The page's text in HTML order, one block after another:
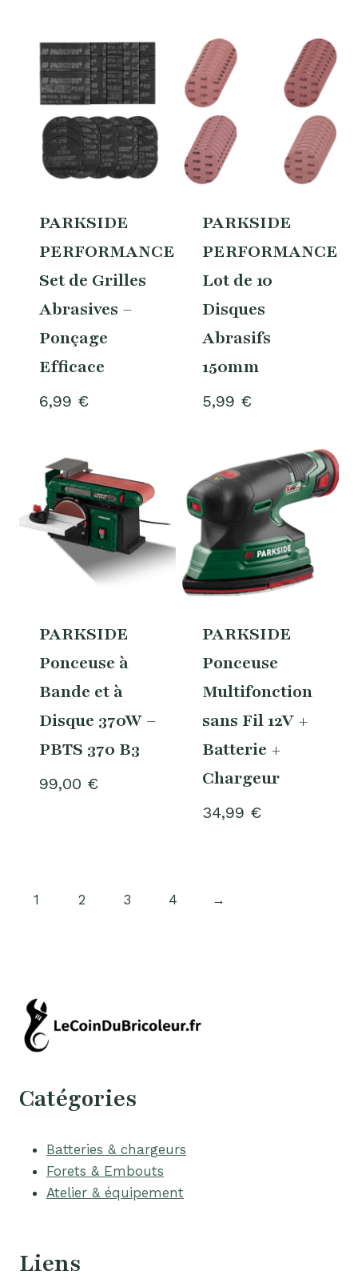
PARKSIDE
PERFORMANCE®
Set de Grilles
Abrasives –
Ponçage
Efficace
6,99 €
PARKSIDE
PERFORMANCE®:
Lot de 10
Disques
Abrasifs
150mm
5,99 €
PARKSIDE
Ponceuse à
Bande et à
Disque 370W –
PBTS 370 B3
99,00 €
PARKSIDE
Ponceuse
Multifonction
sans Fil 12V +
Batterie +
Chargeur
34,99 €
1 2 3 4 →
Catégories
Batteries & chargeurs
Forets & Embouts
Atelier & équipement
Liens